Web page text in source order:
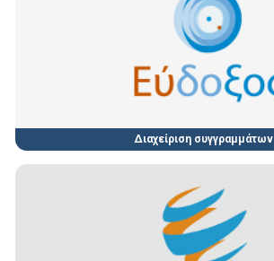
Διαχείριση συγγραμμάτων